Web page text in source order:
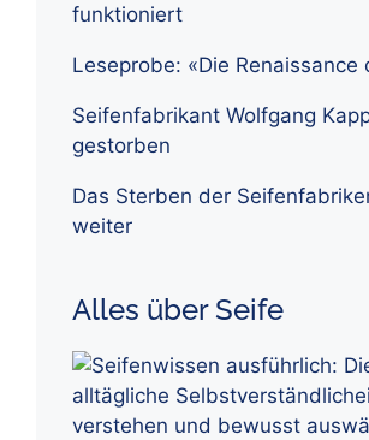
funktioniert
Leseprobe: «Die Renaissance
Seifenfabrikant Wolfgang
gestorben
Das Sterben der
weiter
Alles über Seife